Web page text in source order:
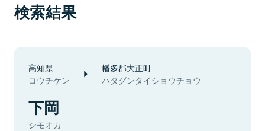
検索結果
高知県
コウチケン
幡多郡大正町
ハタグンタイショウチョウ
下岡
シモオカ